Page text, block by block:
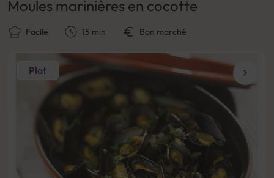
Plat
Moules marinières en cocotte
Facile 15 min Bon marché